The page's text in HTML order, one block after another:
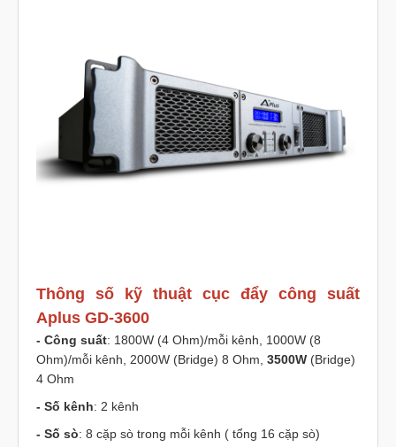
Thông số kỹ thuật cục đẩy công suất
Aplus GD-3600
- Công suất: 1800W (4 Ohm)/mỗi kênh, 1000W (8
Ohm)/mỗi kênh, 2000W (Bridge) 8 Ohm, 3500W (Bridge)
4 Ohm
- Số kênh: 2 kênh
- Số sò: 8 cặp sò trong mỗi kênh ( tổng 16 cặp sò)